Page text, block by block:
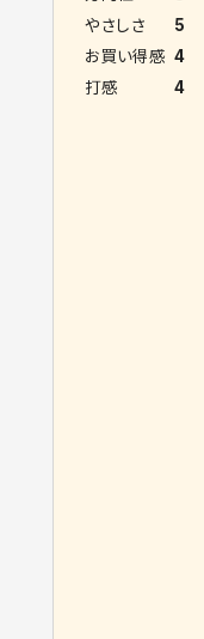
やさしさ
5
お買い得感 4
打感
4